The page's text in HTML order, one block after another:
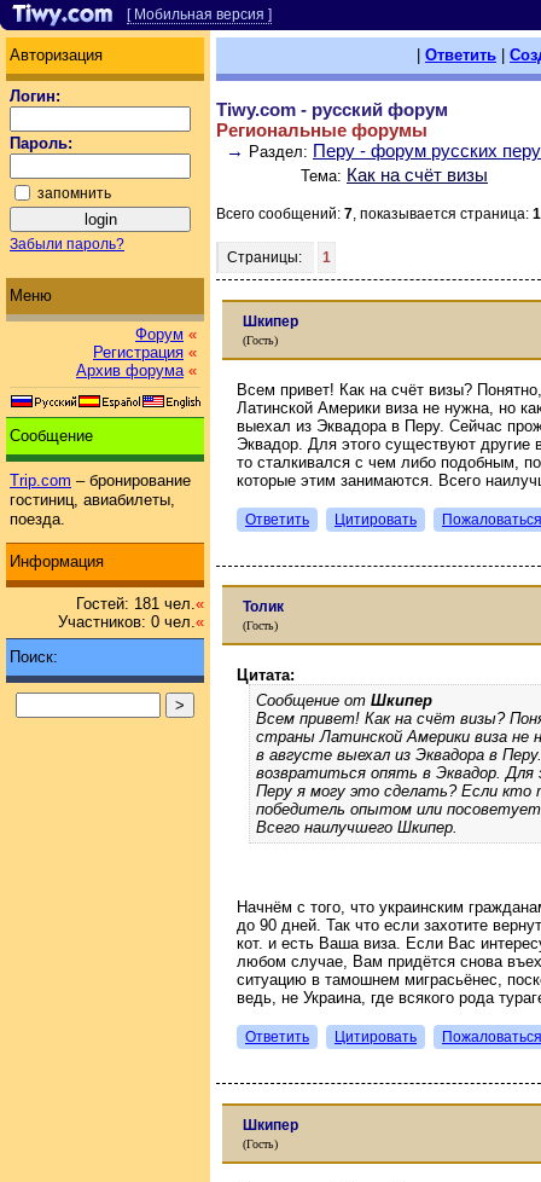
[ Мобильная версия ]
Авторизация
Логин:
Пароль:
запомнить
Забыли пароль?
Меню
Форум «
Регистрация «
Архив форума «
Сообщение
Trip.com – бронирование
гостиниц, авиабилеты,
поезда.
Информация
Гостей: 181 чел.«
Участников: 0 чел.«
Поиск:
Ответить
Tiwy.com - русский форум
Региональные форумы
→ Раздел: Перу - форум русских
Тема: Как на счёт визы
Всего сообщений: 7, показывается страница: 1
Страницы: 1
Шкипер
(Гость)
Всем привет! Как на счёт визы?
Латинской Америки виза не нужна, но
выехал из Эквадора в Перу. Сейчас
Эквадор. Для этого существуют другие
то сталкивался с чем либо подобным,
которые этим занимаются. Всего
Ответить Цитировать Пожаловаться
Толик
(Гость)
Цитата:
Сообщение от Шкипер
Всем привет! Как на счёт визы?
страны Латинской Америки виза не
в августе выехал из Эквадора в
возвратиться опять в Эквадор.
Перу я могу это сделать? Если кто
победитель опытом или
Всего наилучшего Шкипер.
Начнём с того, что украинским
до 90 дней. Так что если захотите
кот. и есть Ваша виза. Если Вас
любом случае, Вам придётся снова
ситуацию в тамошнем миграсьёнес,
ведь, не Украина, где всякого рода
Ответить Цитировать Пожаловаться
Шкипер
(Гость)